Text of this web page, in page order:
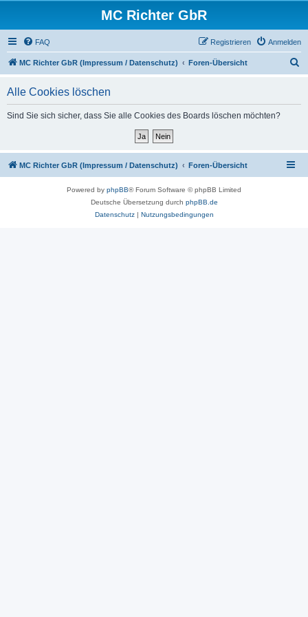
MC Richter GbR
FAQ Anmelden
Registrieren
MC Richter GbR (Impressum / Datenschutz) Foren-Übersicht
Alle Cookies löschen
Sind Sie sich sicher, dass Sie alle Cookies des Boards löschen möchten?
MC Richter GbR (Impressum / Datenschutz) Foren-Übersicht
Powered by phpBB® Forum Software © phpBB Limited
Deutsche Übersetzung durch phpBB.de
Datenschutz| Nutzungsbedingungen